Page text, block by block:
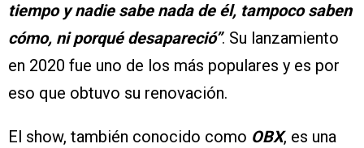
tiempo y nadie sabe nada de él, tampoco saben
cómo, ni porqué desapareció”. Su lanzamiento
en 2020 fue uno de los más populares y es por
eso que obtuvo su renovación.
El show, también conocido como OBX, es una